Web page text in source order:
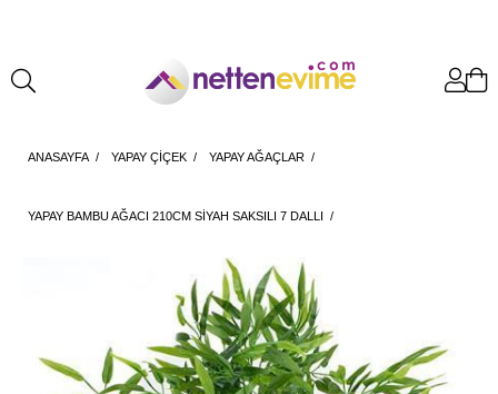
ANASAYFA YAPAY ÇİÇEK YAPAY AĞAÇLAR
YAPAY BAMBU AĞACI 210CM SIYAH SAKSILI 7 DALLI